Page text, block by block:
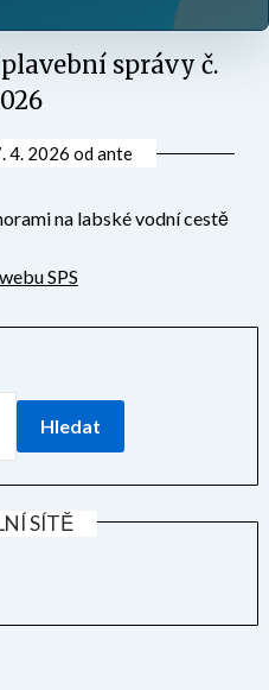
správy č.
4. 2026 odante
na labské vodní cestě
SPS
Hledat
SÍTĚ